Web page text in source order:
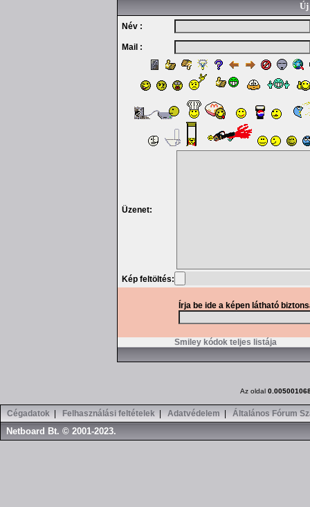
Új
Név :
Mail :
Üzenet:
Kép feltöltés:
Írja be ide a képen látható
Smiley kódok teljes listája
Az oldal
Cégadatok Felhasználási feltételek Adatvédelem Általános Fórum
Netboard Bt. © 2001-2023.